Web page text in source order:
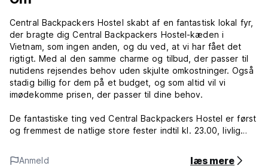
Central Backpackers Hostel skabt af en fantastisk lokal fyr,
der bragte dig Central Backpackers Hostel-kæden i
Vietnam, som ingen anden, og du ved, at vi har fået det
rigtigt. Med al den samme charme og tilbud, der passer til
nutidens rejsendes behov uden skjulte omkostninger. Også
stadig billig for dem på et budget, og som altid vil vi
imødekomme prisen, der passer til dine behov.
De fantastiske ting ved Central Backpackers Hostel er først
og fremmest de natlige store fester indtil kl. 23.00, livlig
deres rejseoplevelser fra hele verden i fællesområdet over
Anmeld læs mere